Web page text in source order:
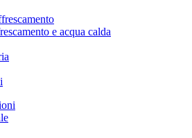
e acqua calda